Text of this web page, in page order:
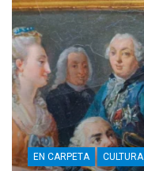
EN CARPETA CULTURA